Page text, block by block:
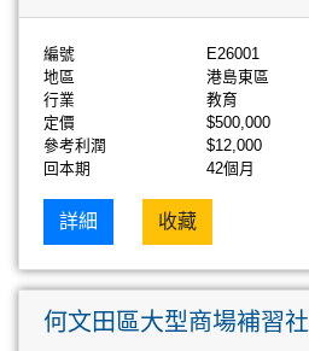
編號
E26001
地區
港島東區
行業
教育
定價
$500,000
參考利潤
$12,000
回本期
42個月
詳細 收藏
何文田區大型商場補習社